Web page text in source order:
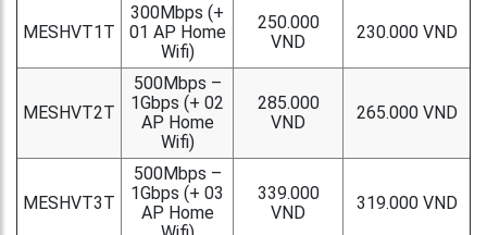
MESHVT1T
300Mbps (+
01 AP Home
Wifi)
250.000
VND
230.000 VND
MESHVT2T
500Mbps –
1Gbps (+ 02
AP Home
Wifi)
285.000
VND
265.000 VND
MESHVT3T
500Mbps –
1Gbps (+ 03
AP Home
339.000
VND
319.000 VND